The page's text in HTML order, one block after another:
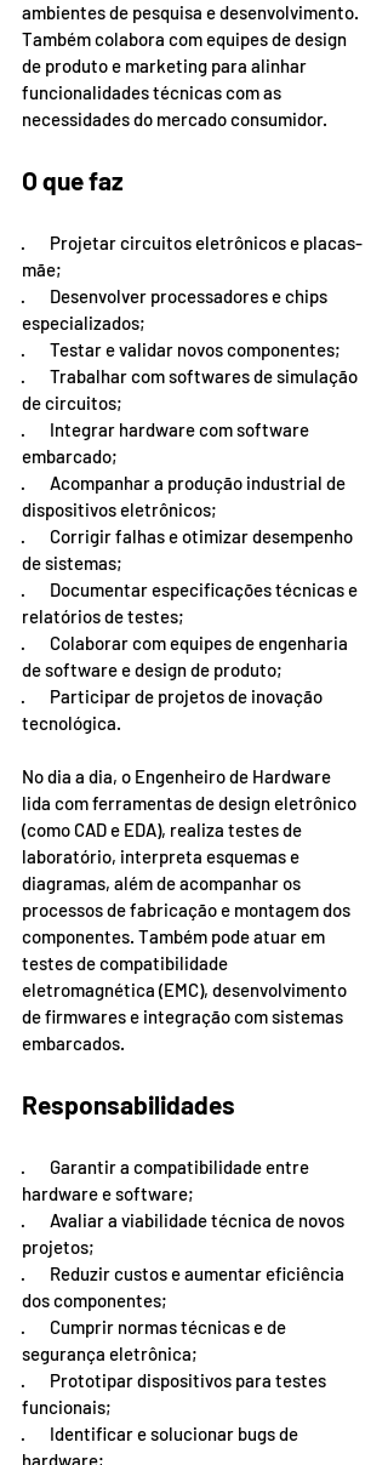
ambientes de pesquisa e desenvolvimento.
Também colabora com equipes de design
de produto e marketing para alinhar
funcionalidades técnicas com as
necessidades do mercado consumidor.
O que faz
·       Projetar circuitos eletrônicos e placas-
mãe;
·       Desenvolver processadores e chips
especializados;
·       Testar e validar novos componentes;
·       Trabalhar com softwares de simulação
de circuitos;
·       Integrar hardware com software
embarcado;
·       Acompanhar a produção industrial de
dispositivos eletrônicos;
·       Corrigir falhas e otimizar desempenho
de sistemas;
·       Documentar especificações técnicas e
relatórios de testes;
·       Colaborar com equipes de engenharia
de software e design de produto;
·       Participar de projetos de inovação
tecnológica.
No dia a dia, o Engenheiro de Hardware
lida com ferramentas de design eletrônico
(como CAD e EDA), realiza testes de
laboratório, interpreta esquemas e
diagramas, além de acompanhar os
processos de fabricação e montagem dos
componentes. Também pode atuar em
testes de compatibilidade
eletromagnética (EMC), desenvolvimento
de firmwares e integração com sistemas
embarcados.
Responsabilidades
·       Garantir a compatibilidade entre
hardware e software;
·       Avaliar a viabilidade técnica de novos
projetos;
·       Reduzir custos e aumentar eficiência
dos componentes;
·       Cumprir normas técnicas e de
segurança eletrônica;
·       Prototipar dispositivos para testes
funcionais;
·       Identificar e solucionar bugs de